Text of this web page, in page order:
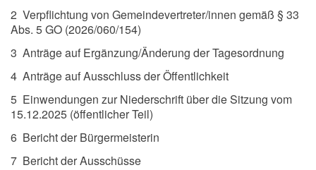
2 Verpflichtung von Gemeindevertreter/innen gemäß § 33
Abs. 5 GO (2026/060/154)
3 Anträge auf Ergänzung/Änderung der Tagesordnung
4 Anträge auf Ausschluss der Öffentlichkeit
5 Einwendungen zur Niederschrift über die Sitzung vom
15.12.2025 (öffentlicher Teil)
6 Bericht der Bürgermeisterin
7 Bericht der Ausschüsse